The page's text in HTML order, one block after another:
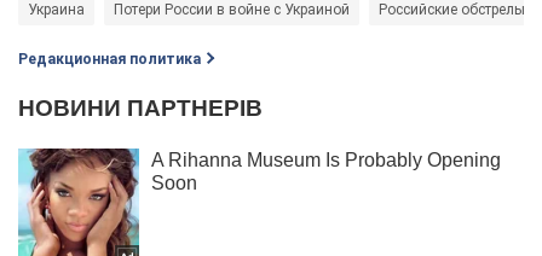
Украина Потери России в войне с Украиной Российские обстрелы
Редакционная политика